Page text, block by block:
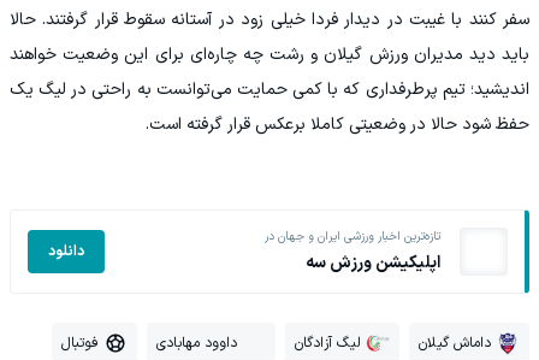
سفر کنند با غیبت در دیدار فردا خیلی زود در آستانه سقوط قرار گرفتند. حالا
باید دید مدیران ورزش گیلان و رشت چه چاره‌ای برای این وضعیت خواهند
اندیشید؛ تیم پرطرفداری که با کمی حمایت می‌توانست به راحتی در لیگ‌ یک
حفظ شود حالا در وضعیتی کاملا برعکس قرار گرفته است.
تازه‌ترین اخبار ورزشی ایران و جهان در
اپلیکیشن ورزش سه دانلود
داماش گیلان لیگ آزادگان داوود مهابادی فوتبال